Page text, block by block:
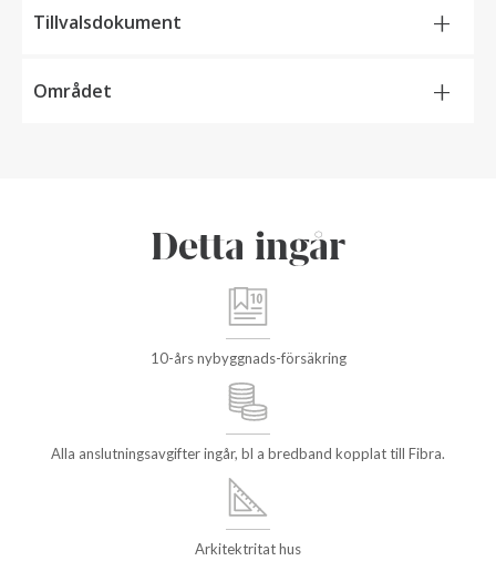
Tillvalsdokument +
Området +
Detta ingår
10-års nybyggnads-försäkring
Alla anslutningsavgifter ingår, bl a bredband kopplat till Fibra.
Arkitektritat hus